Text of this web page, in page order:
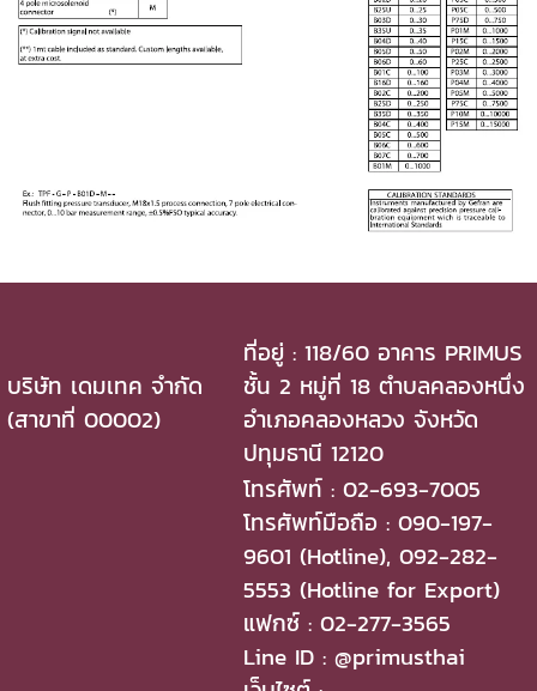
บริษัท เดมเทค จำกัด
(สาขาที่ 00002)
ที่อยู่ : 118/60 อาคาร PRIMUS
ชั้น 2 หมู่ที่ 18 ตำบลคลองหนึ่ง
อำเภอคลองหลวง จังหวัด
ปทุมธานี 12120
โทรศัพท์ : 02-693-7005
โทรศัพท์มือถือ : 090-197-
9601 (Hotline), 092-282-
5553 (Hotline for Export)
แฟกซ์ : 02-277-3565
Line ID : @primusthai